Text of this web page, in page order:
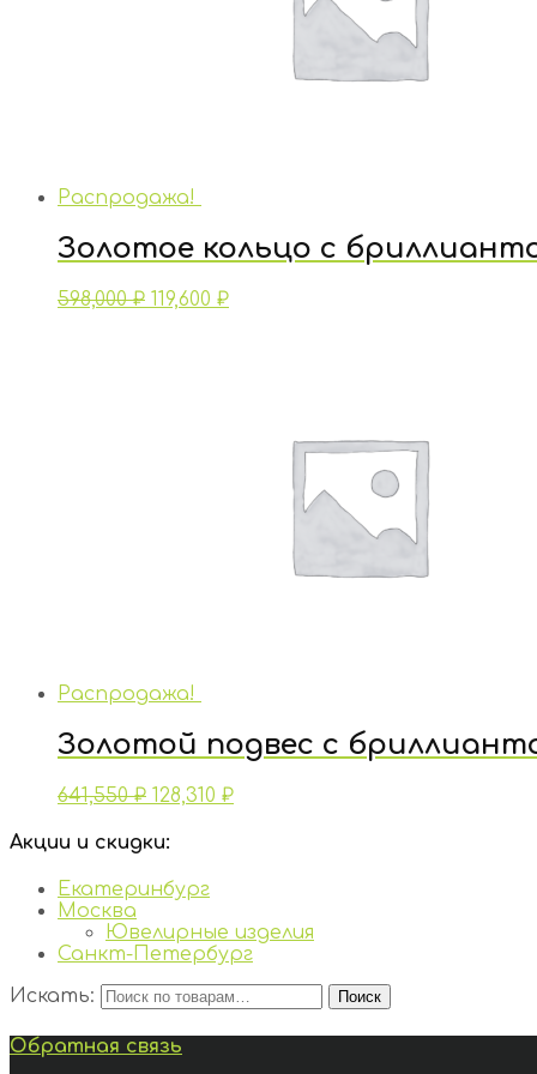
Распродажа!
Золотое кольцо с
598,000₽ 119,600 ₽
Распродажа!
Золотой подвес с
641,550₽ 128,310 ₽
Акции и скидки:
Екатеринбург
Москва
Ювелирные изделия
Санкт-Петербург
Искать:
Поиск
Обратная связь